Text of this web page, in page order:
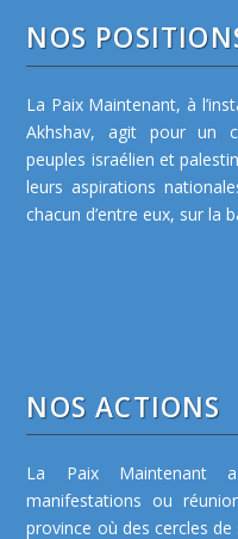
NOS
La Paix Maintenant, à
Akhshav, agit pour un
peuples israélien et
leurs aspirations
chacun d’entre eux, sur la
NOS ACTIONS
La Paix Maintenant
manifestations ou
province où des cercles